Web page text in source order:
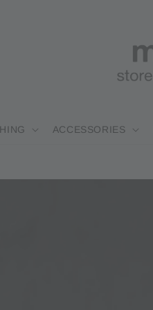
ACCESSORIES